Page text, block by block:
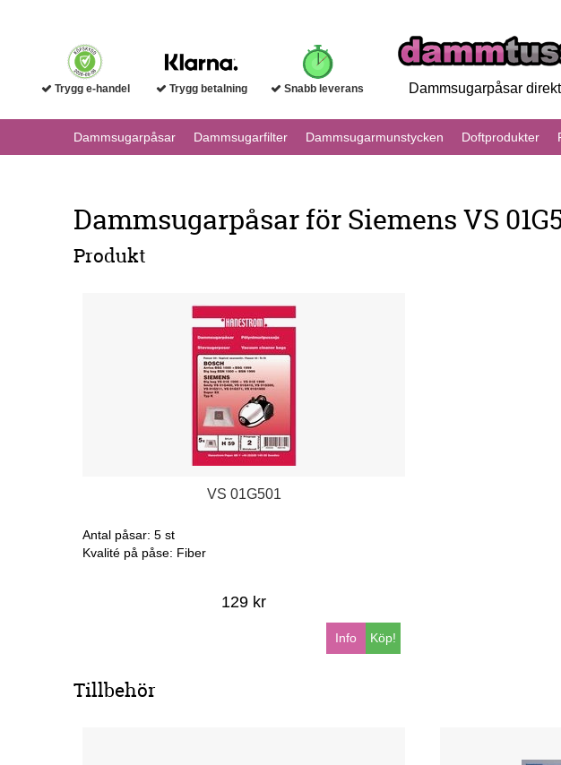
Dammsugarpåsar
Trygg e-handel Trygg betalning Snabb leverans
Dammsugarpåsar Dammsugarfilter Dammsugarmunstycken Doftprodukter
Dammsugarpåsar för Siemens VS
Produkt
VS 01G501
Antal påsar: 5 st
Kvalité på påse: Fiber
129 kr
Köp!
Info
Tillbehör